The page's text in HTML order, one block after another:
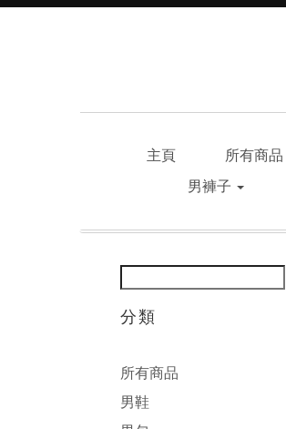
主頁 所有商品
男褲子
分類
所有商品
男鞋